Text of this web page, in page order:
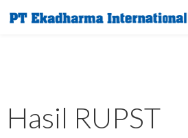
Hasil RUPST